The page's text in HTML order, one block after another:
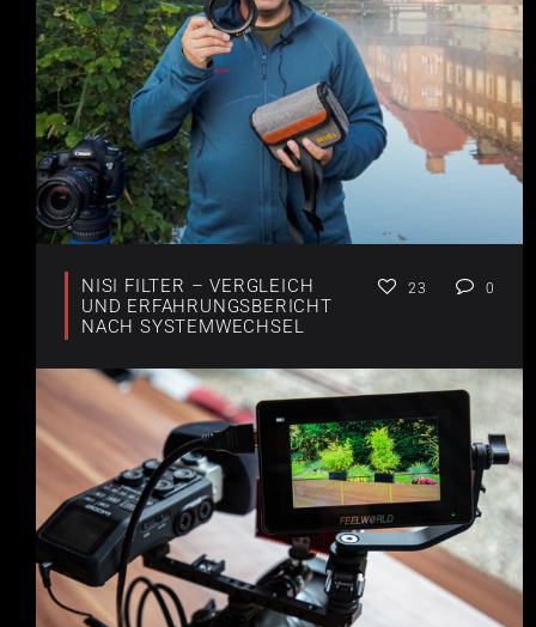
NISI FILTER – VERGLEICH
UND ERFAHRUNGSBERICHT
NACH SYSTEMWECHSEL
23 0